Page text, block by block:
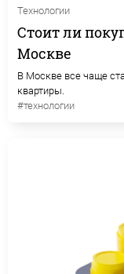
Технологии
Стоит ли
Москве
В Москве все чаще
квартиры.
#технологии